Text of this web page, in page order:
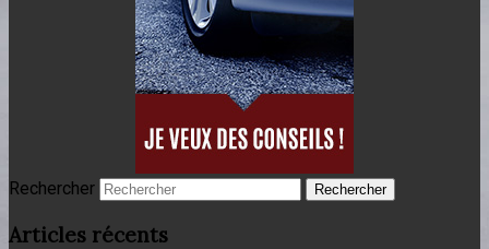
Rechercher
Articles récents